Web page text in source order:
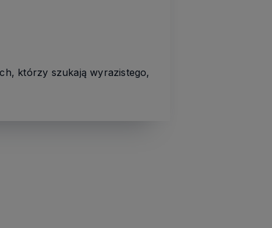
którzy szukają wyrazistego,